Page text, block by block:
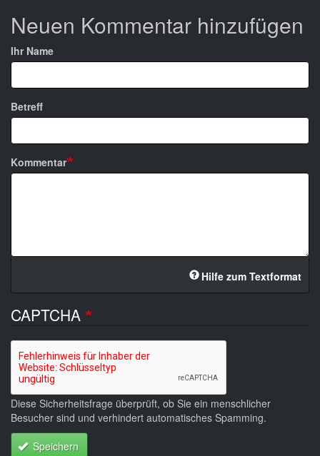
Neuen Kommentar hinzufügen
Ihr Name
Betreff
Kommentar
Hilfe zum Textformat
CAPTCHA
Diese Sicherheitsfrage überprüft, ob Sie ein menschlicher
Besucher sind und verhindert automatisches Spamming.
Speichern